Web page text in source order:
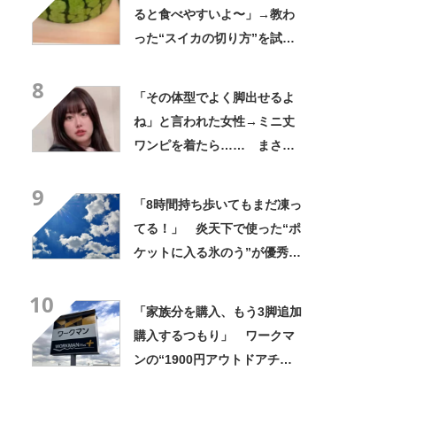
ると食べやすいよ〜」→教わ
った“スイカの切り方”を試し
8
「その体型でよく脚出せるよ
ね」と言われた女性→ミニ丈
ワンピを着たら…… まさか
9
「8時間持ち歩いてもまだ凍っ
てる！」 炎天下で使った“ポ
ケットに入る氷のう”が優秀す
10
「家族分を購入、もう3脚追加
購入するつもり」 ワークマ
ンの“1900円アウトドアチェ